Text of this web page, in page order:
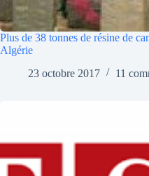
Plus de 38 tonnes de résine de
Algérie
23 octobre 2017
11